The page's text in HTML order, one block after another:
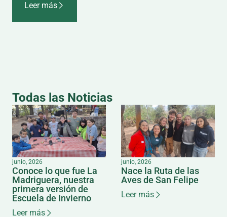
Leer más
Todas las Noticias
junio, 2026
Conoce lo que fue La
Madriguera, nuestra
primera versión de
Escuela de Invierno
Leer más
junio, 2026
Nace la Ruta de las
Aves de San Felipe
Leer más